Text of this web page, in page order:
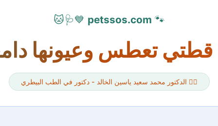
🐾
petssos.com
💙🩺🐱
تعطس وعيونها
👨‍⚕️ الدكتور محمد سعيد ياسين الخالد - دكتور في الطب البيطري